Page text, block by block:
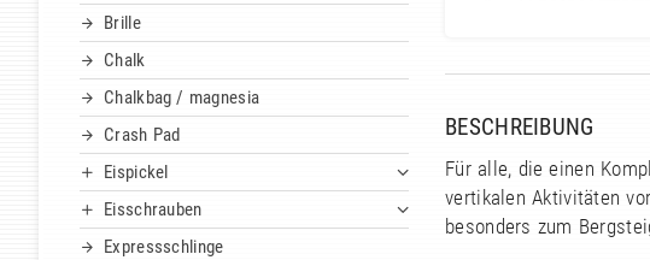
Brille
Chalk
Chalkbag / magnesia
Crash Pad
Eispickel
Eisschrauben
Expressschlinge
BESCHREIBUNG
Für alle, die einen
vertikalen Aktivitäten
besonders zum